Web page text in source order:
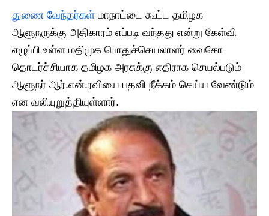
துணை வேந்தர்கள் மாநாட்டை கூட்ட தமிழக
ஆளுநருக்கு அதிகாரம் எப்படி வந்தது என்று கேள்வி
எழுப்பி உள்ள மதிமுக பொதுச்செயலாளர் வைகோ
தொடர்ச்சியாக தமிழக அரசுக்கு எதிராக செயல்படும்
ஆளுநர் ஆர்.என்.ரவியை பதவி நீக்கம் செய்ய வேண்டும்
என வலியுறுத்தியுள்ளார்.